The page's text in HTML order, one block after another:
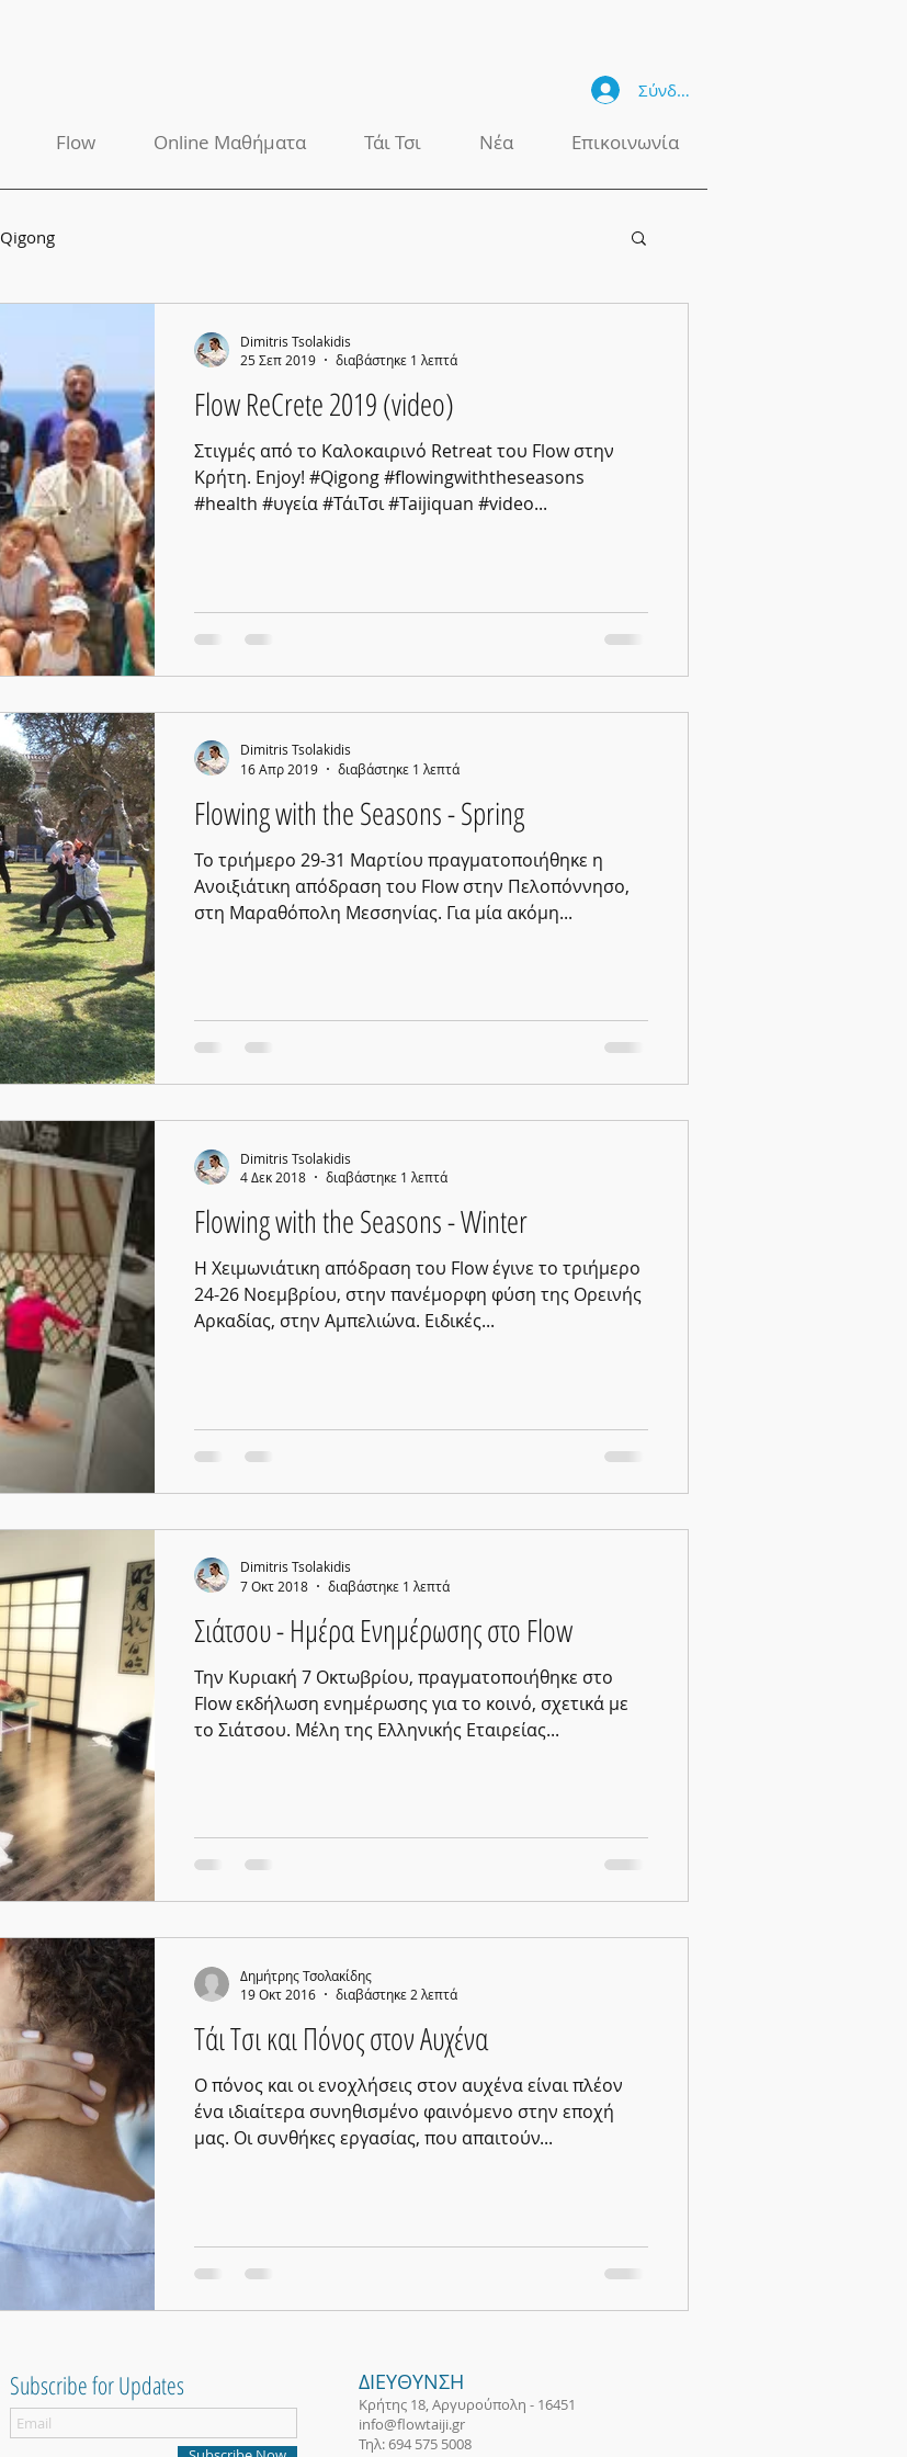
Σύνδεση
Flow Online Μαθήματα Τάι Τσι Νέα Επικοινωνία
Qigong
Flow ReCrete 2019 (video)
Στιγμές από το Καλοκαιρινό Retreat του Flow στην
Κρήτη. Enjoy! #Qigong #flowingwiththeseasons
#health #υγεία #ΤάιΤσι #Taijiquan #video...
Dimitris Tsolakidis
25 Σεπ 2019
διαβάστηκε 1 λεπτά
Flowing with the Seasons - Spring
Το τριήμερο 29-31 Μαρτίου πραγματοποιήθηκε η
Ανοιξιάτικη απόδραση του Flow στην Πελοπόννησο,
στη Μαραθόπολη Μεσσηνίας. Για μία ακόμη...
Dimitris Tsolakidis
16 Απρ 2019
διαβάστηκε 1 λεπτά
Flowing with the Seasons - Winter
Η Χειμωνιάτικη απόδραση του Flow έγινε το τριήμερο
24-26 Νοεμβρίου, στην πανέμορφη φύση της Ορεινής
Αρκαδίας, στην Αμπελιώνα. Ειδικές...
Dimitris Tsolakidis
4 Δεκ 2018
διαβάστηκε 1 λεπτά
Σιάτσου - Ημέρα Ενημέρωσης στο Flow
Την Κυριακή 7 Οκτωβρίου, πραγματοποιήθηκε στο
Flow εκδήλωση ενημέρωσης για το κοινό, σχετικά με
το Σιάτσου. Μέλη της Ελληνικής Εταιρείας...
Dimitris Tsolakidis
7 Οκτ 2018
διαβάστηκε 1 λεπτά
Τάι Τσι και Πόνος στον Αυχένα
Ο πόνος και οι ενοχλήσεις στον αυχένα είναι πλέον
ένα ιδιαίτερα συνηθισμένο φαινόμενο στην εποχή
μας. Οι συνθήκες εργασίας, που απαιτούν...
Δημήτρης Τσολακίδης
19 Οκτ 2016
διαβάστηκε 2 λεπτά
Subscribe for Updates ΔΙΕΥΘΥΝΣΗ
Κρήτης 18, Αργυρούπολη - 16451
info@flowtaiji.gr
Τηλ: 694 575 5008